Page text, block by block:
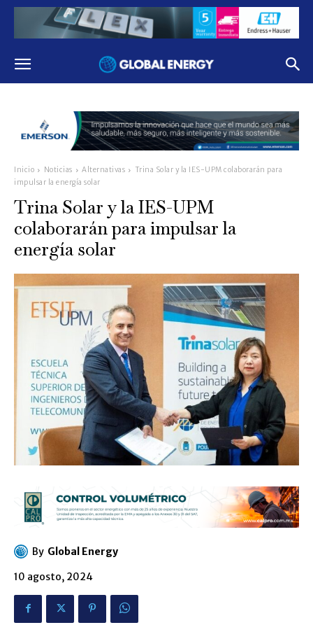
Inicio Noticias Alternativas
Trina Solar y la IES-UPM colaborarán para
impulsar la energía solar
Trina Solar y la IES-UPM
colaborarán para impulsar la
energía solar
By Global Energy
10 agosto, 2024